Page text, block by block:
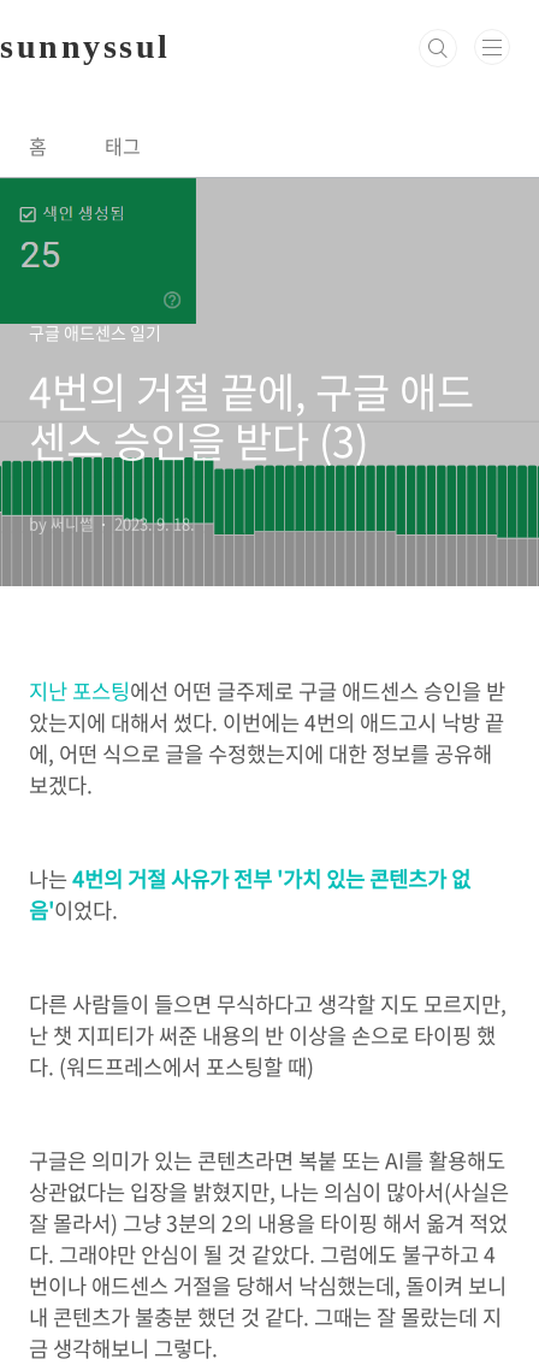
sunnyssul
홈 태그
구글 애드센스 일기
4번의 거절 끝에, 구글 애드
센스 승인을 받다 (3)
by 써니썰 2023. 9. 18.
지난 포스팅에선 어떤 글주제로 구글 애드센스 승인을 받
았는지에 대해서 썼다. 이번에는 4번의 애드고시 낙방 끝
에, 어떤 식으로 글을 수정했는지에 대한 정보를 공유해
보겠다.
나는4번의 거절 사유가 전부 '가치 있는 콘텐츠가 없
음'이었다.
다른 사람들이 들으면 무식하다고 생각할 지도 모르지만,
난 챗 지피티가 써준 내용의 반 이상을 손으로 타이핑 했
다. (워드프레스에서 포스팅할 때)
구글은 의미가 있는 콘텐츠라면 복붙 또는 AI를 활용해도
상관없다는 입장을 밝혔지만, 나는 의심이 많아서(사실은
잘 몰라서) 그냥 3분의 2의 내용을 타이핑 해서 옮겨 적었
다. 그래야만 안심이 될 것 같았다. 그럼에도 불구하고 4
번이나 애드센스 거절을 당해서 낙심했는데, 돌이켜 보니
내 콘텐츠가 불충분 했던 것 같다. 그때는 잘 몰랐는데 지
금 생각해보니 그렇다.